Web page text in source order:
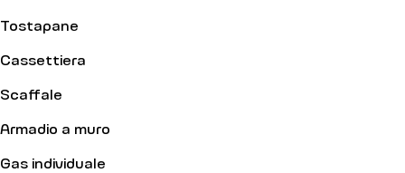
Tostapane
Cassettiera
Scaffale
Armadio a muro
Gas individuale